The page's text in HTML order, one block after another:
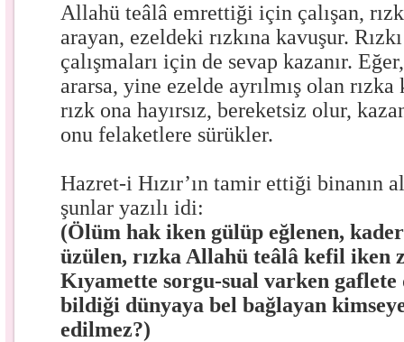
Allahü teâlâ emrettiği için çalışan,
arayan, ezeldeki rızkına kavuşur.
çalışmaları için de sevap kazanır.
ararsa, yine ezelde ayrılmış olan
rızk ona hayırsız, bereketsiz olur,
onu felaketlere sürükler.
Hazret-i Hızır’ın tamir ettiği binanın
şunlar yazılı idi:
(Ölüm hak iken gülüp eğlenen,
üzülen, rızka Allahü teâlâ kefil iken
Kıyamette sorgu-sual varken
bildiği dünyaya bel bağlayan
edilmez?)